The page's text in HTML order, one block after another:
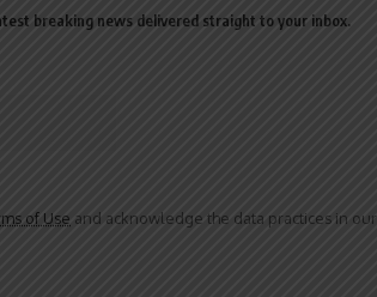
breaking news delivered straight to your inbox.
of Use and acknowledge the data practices in our